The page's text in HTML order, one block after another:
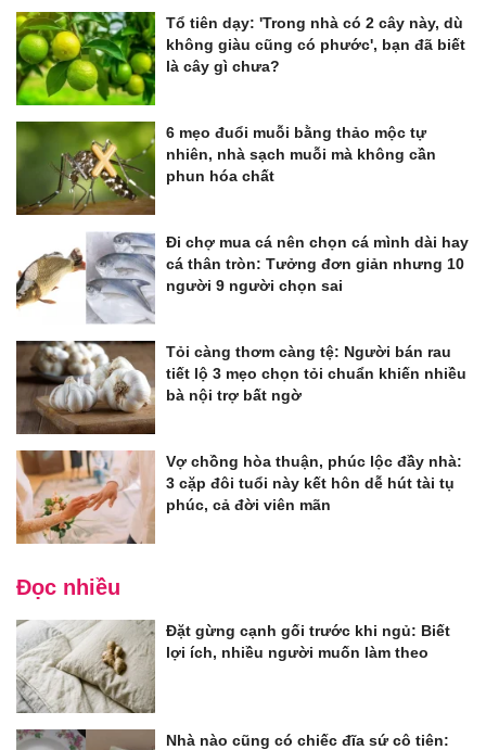
Tổ tiên dạy: 'Trong nhà có 2 cây này, dù
không giàu cũng có phước', bạn đã biết
là cây gì chưa?
6 mẹo đuổi muỗi bằng thảo mộc tự
nhiên, nhà sạch muỗi mà không cần
phun hóa chất
Đi chợ mua cá nên chọn cá mình dài hay
cá thân tròn: Tưởng đơn giản nhưng 10
người 9 người chọn sai
Tỏi càng thơm càng tệ: Người bán rau
tiết lộ 3 mẹo chọn tỏi chuẩn khiến nhiều
bà nội trợ bất ngờ
Vợ chồng hòa thuận, phúc lộc đầy nhà:
3 cặp đôi tuổi này kết hôn dễ hút tài tụ
phúc, cả đời viên mãn
Đọc nhiều
Đặt gừng cạnh gối trước khi ngủ: Biết
lợi ích, nhiều người muốn làm theo
Nhà nào cũng có chiếc đĩa sứ cô tiên: